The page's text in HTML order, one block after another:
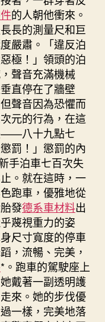
的人朝他衝來。
長的測量尺和巨
嚴肅。「違反泊
極！」領頭的泊
聲音充滿機械
直停在了牆壁
聲音因為恐懼而
元的行為，在這
——八十九點七
罰！」懲罰的內
手泊車七百次失
。就在這時，一
跑車，優雅地從
發德系車材料出
蔑視重力的姿
尺寸寬度的停車
，流暢、完美，
*。跑車的駕駛座上
戴著一副透明護
來。她的步伐優
一樣，完美地落